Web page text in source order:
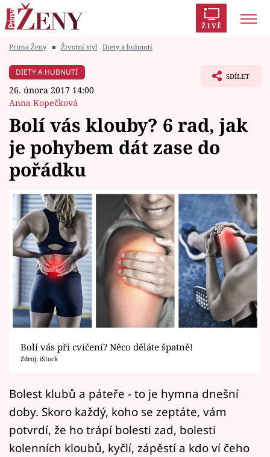
ŽIVĚ
Módní alarm
Zrádci
Témata
Celebrity
Vztahy
Seriály
Horoskopy
Sledujte prima+
Filmový festival Karlovy Vary
Pořady
Mámy sobě
Přihlášení
Prima Ženy ■ Životní styl Diety a hubnutí
DIETY A HUBNUTÍ
26. února 2017 14:00
Anna Kopečková
SDÍLET
Bolí vás klouby? 6 rad, jak
je pohybem dát zase do
pořádku
Bolí vás při cvičení? Něco děláte špatně!
Zdroj: iStock
Bolest klubů a páteře - to je hymna dnešní
doby. Skoro každý, koho se zeptáte, vám
potvrdí, že ho trápí bolesti zad, bolesti
kolenních kloubů, kyčlí, zápěstí a kdo ví čeho